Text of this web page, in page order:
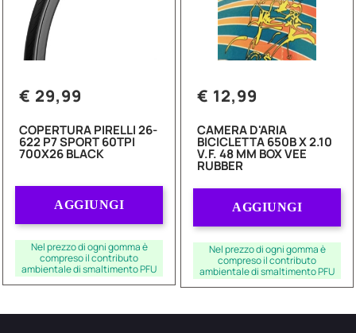
€ 29,99
COPERTURA PIRELLI 26-
622 P7 SPORT 60TPI
700X26 BLACK
AGGIUNGI
Nel prezzo di ogni gomma è
compreso il contributo
ambientale di smaltimento PFU
€ 12,99
CAMERA D'ARIA
BICICLETTA 650B X 2.10
V.F. 48 MM BOX VEE
RUBBER
AGGIUNGI
Nel prezzo di ogni gomma è
compreso il contributo
ambientale di smaltimento PFU